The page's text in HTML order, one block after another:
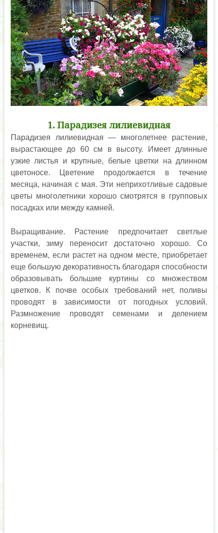
1. Парадизея лилиевидная
Парадизея лилиевидная — многолетнее растение,
вырастающее до 60 см в высоту. Имеет длинные
узкие листья и крупные, белые цветки на длинном
цветоносе. Цветение продолжается в течение
месяца, начиная с мая. Эти неприхотливые садовые
цветы многолетники хорошо смотрятся в групповых
посадках или между камней.
Выращивание. Растение предпочитает светлые
участки, зиму переносит достаточно хорошо. Со
временем, если растет на одном месте, приобретает
еще большую декоративность благодаря способности
образовывать большие куртины со множеством
цветков. К почве особых требований нет, поливы
проводят в зависимости от погодных условий.
Размножение проводят семенами и делением
корневищ.